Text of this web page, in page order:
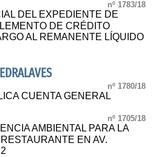
nº 1783/18
DEL EXPEDIENTE DE
DE CRÉDITO
AL REMANENTE LÍQUIDO
nº 1780/18
CUENTA GENERAL
nº 1705/18
AMBIENTAL PARA LA
EN AV.